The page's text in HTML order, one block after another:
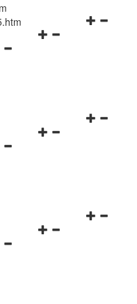
Navigationsmenü
Navigationsmenü
Navigationsmenü